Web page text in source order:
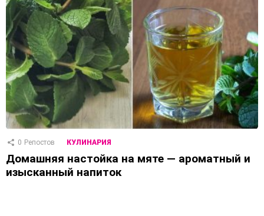
0 Репостов КУЛИНАРИЯ
Домашняя настойка на мяте — ароматный и
изысканный напиток